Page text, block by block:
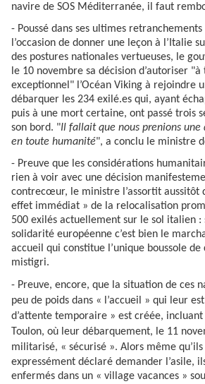
navire de SOS Méditerranée, il faut
- Poussé dans ses ultimes
l’occasion de donner une leçon à l’Italie
des postures nationales vertueuses, le
le 10 novembre sa décision d’autoriser
exceptionnel" l’Océan Viking à rejoindre
débarquer les 234 exilé.es qui, ayant
puis à une mort certaine, ont passé trois
son bord. "Il fallait que nous prenions une
en toute humanité", a conclu le ministre
- Preuve que les considérations
rien à voir avec une décision
contrecœur, le ministre l’assortit aussitôt
effet immédiat » de la relocalisation
500 exilés actuellement sur le sol italien :
solidarité européenne c’est bien le
accueil qui constitue l’unique boussole
mistigri.
- Preuve, encore, que la situation de ces
peu de poids dans « l’accueil » qui leur
d’attente temporaire » est créée,
Toulon, où leur débarquement, le 11
militarisé, « sécurisé ». Alors même
expressément déclaré demander l’asile,
enfermés dans un « village vacances »